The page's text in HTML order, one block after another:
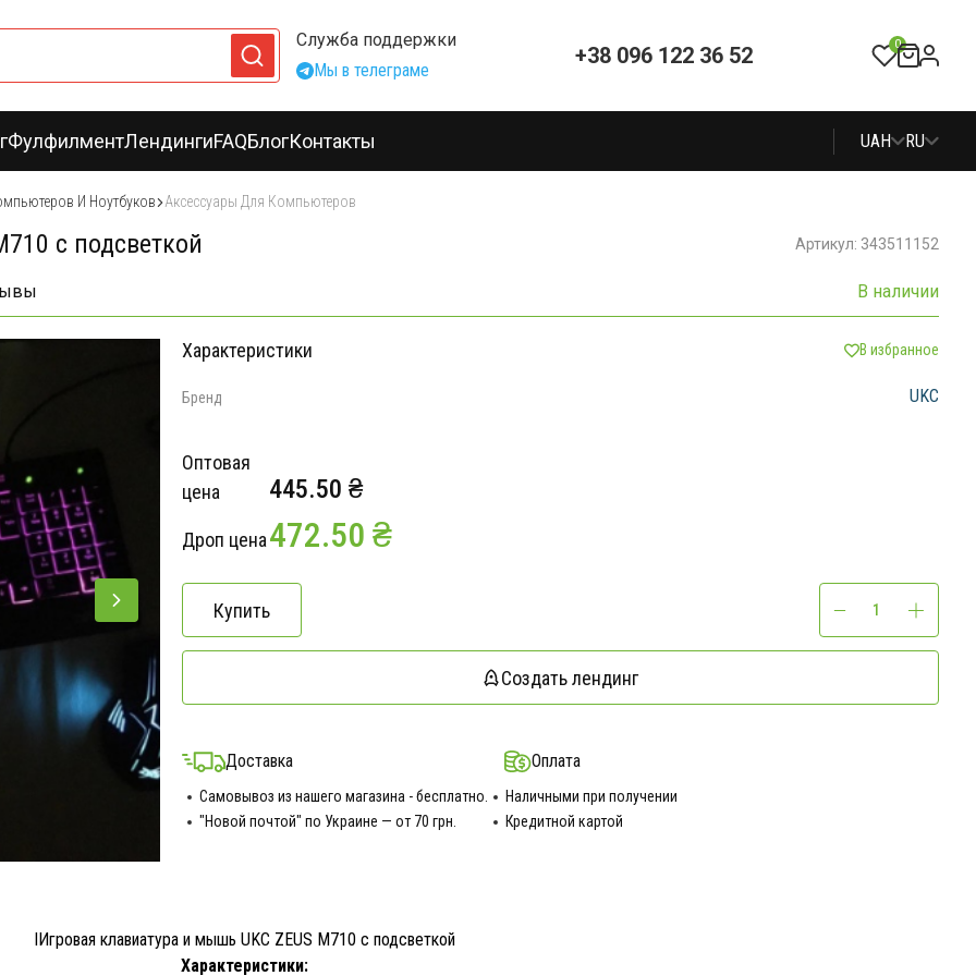
Служба поддержки
Мы в телеграме
+38 096 122 36 52 0
ФулфилментЛендингиFAQБлогКонтакты UAH RU
И Ноутбуков Аксессуары Для Компьютеров
с подсветкой Артикул: 343511152
В наличии
Характеристики В избранное
Бренд UKC
Оптовая
цена
445.50 ₴
Дроп цена472.50 ₴
Купить
Создать лендинг
Доставка
Самовывоз из нашего магазина - бесплатно.
"Новой почтой" по Украине — от 70 грн.
Оплата
Наличными при получении
Кредитной картой
ІИгровая клавиатура и мышь UKC ZEUS M710 с подсветкой
Характеристики: